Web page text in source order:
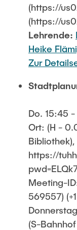
(https://
(https://
Lehrende:
Heike
Zur
Do. 15:45
Ort: (H -
https://
Meeting-
569557)
(S-